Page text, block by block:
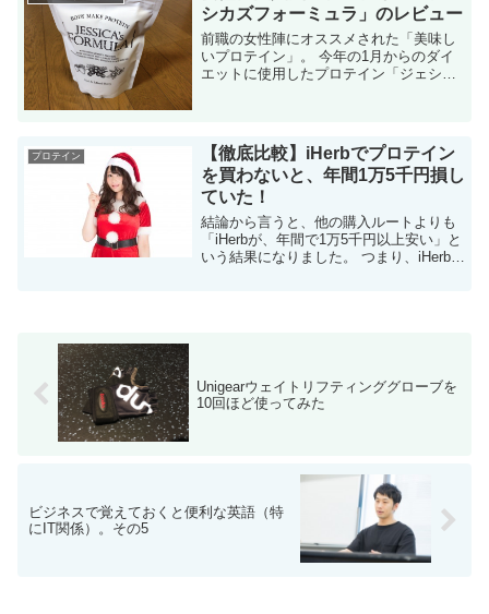
シカズフォーミュラ」のレビュー
前職の女性陣にオススメされた「美味し
いプロテイン」。 今年の1月からのダイ
エットに使用したプロテイン「ジェシカ
ま...
プロテイン
【徹底比較】iHerbでプロテイン
を買わないと、年間1万5千円損し
ていた！
結論から言うと、他の購入ルートよりも
「iHerbが、年間で1万5千円以上安い」と
いう結果になりました。 つまり、iHerb以
Unigearウェイトリフティンググローブを
10回ほど使ってみた
ビジネスで覚えておくと便利な英語（特
にIT関係）。その5